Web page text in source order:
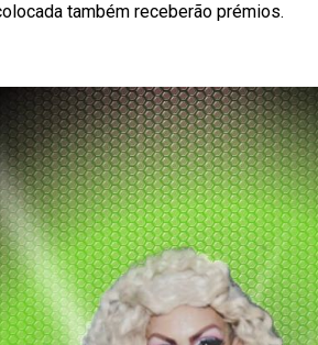
também receberão prémios.